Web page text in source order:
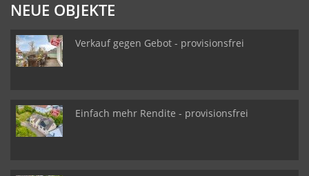
NEUE OBJEKTE
Verkauf gegen Gebot - provisionsfrei
Einfach mehr Rendite - provisionsfrei